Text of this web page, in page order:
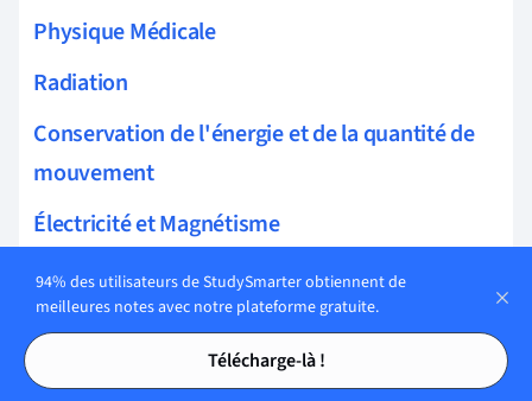
Tables des matières
Tables des matières
Physique Médicale
Radiation
Conservation de l'énergie et de la quantité de
mouvement
Électricité et Magnétisme
Modèle particulaire de la matière
Optique géométrique et physique
Densité
94% des utilisateurs de StudySmarter obtiennent de
meilleures notes avec notre plateforme gratuite.
Télécharge-là !